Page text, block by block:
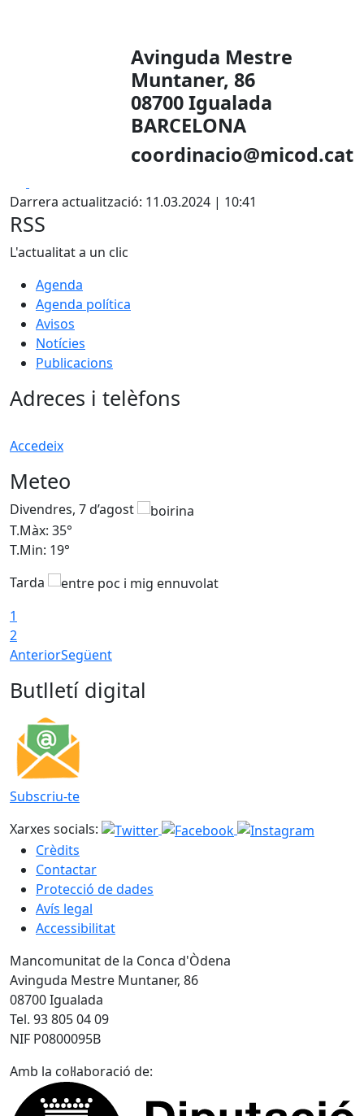
Avinguda Mestre
Muntaner, 86
08700 Igualada
BARCELONA
coordinacio@micod.cat
Darrera actualització: 11.03.2024 | 10:41
RSS
L'actualitat a un clic
Agenda
Agenda política
Avisos
Notícies
Publicacions
Adreces i telèfons
Accedeix
Meteo
Divendres, 7 d’agost
T.Màx: 35°
T.Min: 19°
Tarda
1
2
AnteriorSegüent
Butlletí digital
Subscriu-te
Xarxes socials:
Crèdits
Contactar
Protecció de dades
Avís legal
Accessibilitat
Mancomunitat de la Conca d'Òdena
Avinguda Mestre Muntaner, 86
08700 Igualada
Tel. 93 805 04 09
NIF P0800095B
Amb la col·laboració de: